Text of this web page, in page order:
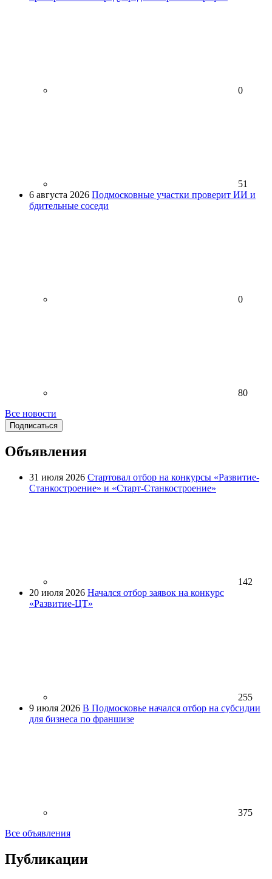
0
51
6 августа 2026 Подмосковные участки проверит ИИ и
бдительные соседи
0
80
Все новости
Подписаться
Объявления
31 июля 2026 Стартовал отбор на конкурсы «Развитие-
Станкостроение» и «Старт-Станкостроение»
142
20 июля 2026 Начался отбор заявок на конкурс
«Развитие-ЦТ»
255
9 июля 2026 В Подмосковье начался отбор на субсидии
для бизнеса по франшизе
375
Все объявления
Публикации